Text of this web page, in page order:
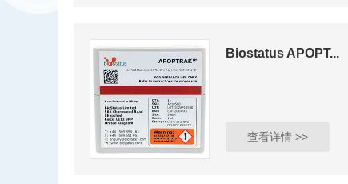
Biostatus APOPT...
查看详情 >>